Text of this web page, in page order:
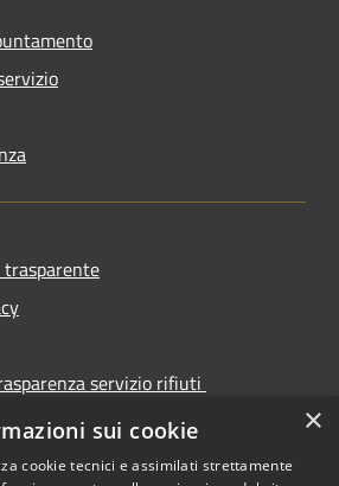
servizio rifiuti
×
sui cookie
cookie tecnici e assimilati strettamente